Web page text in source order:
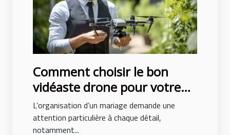
Comment choisir le bon
vidéaste drone pour votre
mariage
L’organisation d’un mariage demande une
attention particulière à chaque détail,
notamment...